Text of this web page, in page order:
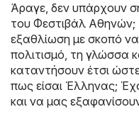
Άραγε, δεν υπάρχουν
του Φεστιβάλ Αθηνών;
εξαθλίωση με σκοπό
πολιτισμό, τη γλώσσα
καταντήσουν έτσι
πως είσαι Έλληνας;
και να μας